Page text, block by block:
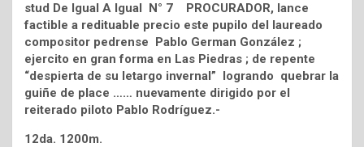
stud De Igual A Igual N° 7 PROCURADOR, lance
factible a redituable precio este pupilo del laureado
compositor pedrense Pablo German González ;
ejercito en gran forma en Las Piedras ; de repente
“despierta de su letargo invernal” logrando quebrar la
guiñe de place …… nuevamente dirigido por el
reiterado piloto Pablo Rodríguez.-
12da. 1200m.